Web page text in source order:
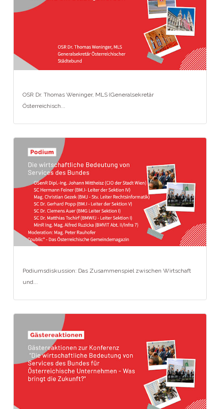
OSR Dr. Thomas Weninger, MLS (Generalsekretär
Österreichisch...
Podiumsdiskussion: Das Zusammenspiel zwischen Wirtschaft
und...